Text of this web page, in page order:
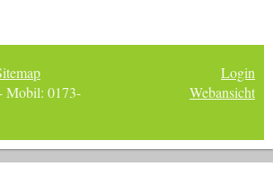
Mobil: 0173-
Login
Webansicht